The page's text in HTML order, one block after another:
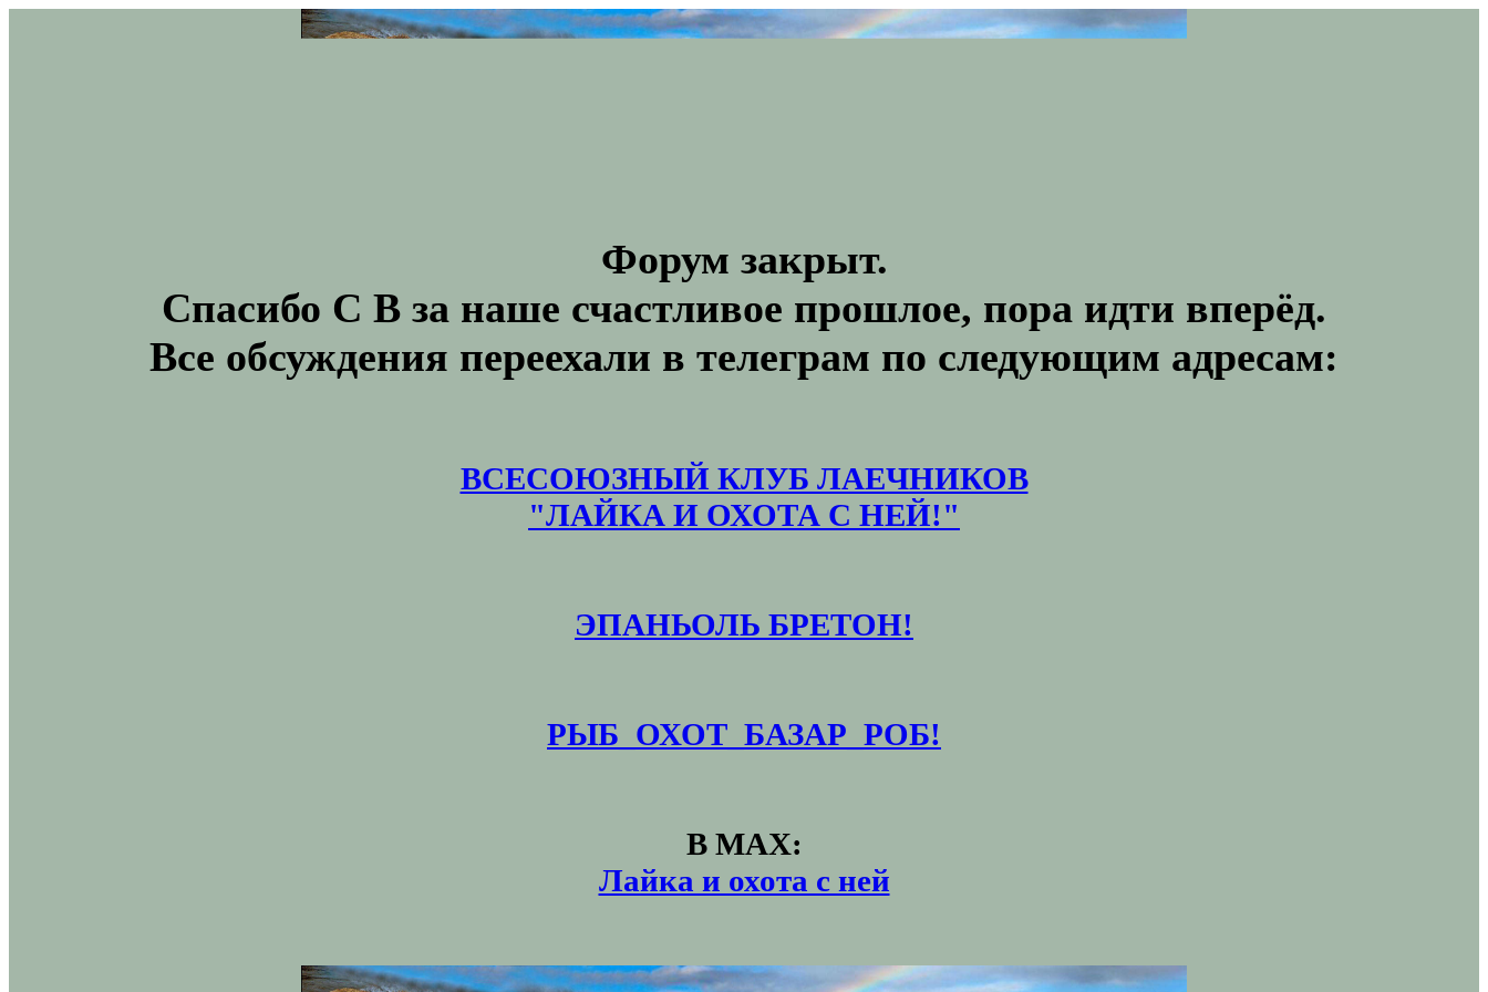
Форум закрыт.
Спасибо С В за наше счастливое прошлое, пора идти вперёд.
Все обсуждения переехали в телеграм по следующим адресам:
ВСЕСОЮЗНЫЙ КЛУБ ЛАЕЧНИКОВ
"ЛАЙКА И ОХОТА С НЕЙ!"
ЭПАНЬОЛЬ БРЕТОН!
РЫБ_ОХОТ_БАЗАР_РОБ!
В MAX:
Лайка и охота с ней